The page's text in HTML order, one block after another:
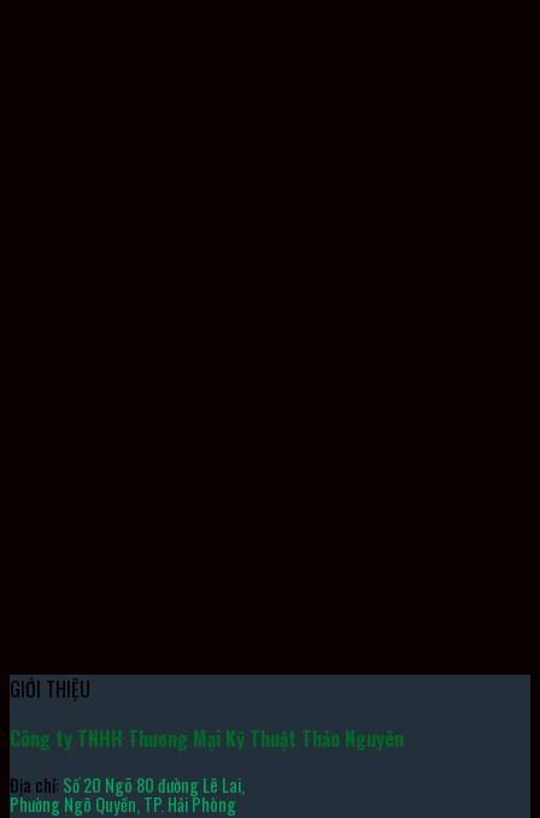
GIỚI THIỆU
Công ty TNHH Thương Mại Kỹ Thuật Thảo Nguyên
Địa chỉ:Số 20 Ngõ 80 đường Lê Lai,
Phường Ngô Quyền, TP. Hải Phòng